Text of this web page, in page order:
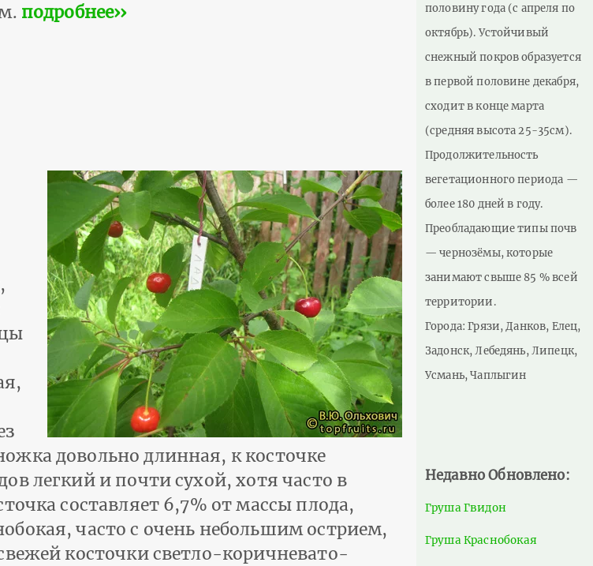
подробнее››
довольно длинная, к косточке
легкий и почти сухой, хотя часто в
составляет 6,7% от массы плода,
часто с очень небольшим острием,
косточки светло-коричневато-
половину года (с апреля по
октябрь). Устойчивый
снежный покров образуется
в первой половине декабря,
сходит в конце марта
(средняя высота 25-35см).
Продолжительность
вегетационного периода —
более 180 дней в году.
Преобладающие типы почв
— чернозёмы, которые
занимают свыше 85 % всей
территории.
Города: Грязи, Данков, Елец,
Задонск, Лебедянь, Липецк,
Усмань, Чаплыгин
Недавно Обновлено:
Груша Гвидон
Груша Краснобокая